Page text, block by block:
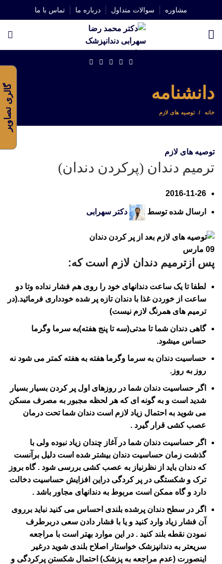
مشاوره سوالات متداول درباره ما تماس با ما
دانشنامه
خانه توصیه های لازم
توصیه های لازم
ترمیم دندان (پرکردن دندان)
2016-11-26
ارسال شده توسط دکتر سهرابی
09 مارس
پس ازترمیم دندان لازم است که:
لطفا تا یک ساعت دندانهای خود را روی هم فشار نداده وتا دو
ساعت از خوردن غذا با دندان تازه پر شده خودداری فرمائید.(در
ترمیم های همرنگ لازم نیست)
گاهی دندان شما تا مدتی(سه تا پنج هفته)به سرما وگرما
حساس میشود.
حساسیت دندان به سرما وگرما هفته به هفته کمتر می شود نه
روز به روز.
اگر حساسیت دندان شما در روزهای اول پر کردن بسیار بسیار
شدید است و به گونه ای که هر لحظه مجبور به مصرف مسکن
می شوید به احتمال زیاد لازم است دندان شما تحت درمان
عصب کشی قرار گیرد .
اگر حساسیت دندان شما در آغاز چندان زیاد نبوده ولی با
گذشت زمان حساسیت دندان بیشتر شده است دلیل برآنست
که دندان باید از نظرنیاز به عصب کشی بررسی شود . گاه بروز
ترک و شکستگی در پر کردگی دراین افزایش حساسیت دخالت
دارد و گاه ممکن است مربوط به دندانهای مجاور باشد .
اگر در سطح دندان پرشده بلندی احساس می کنید نباید برروی
آن فشار زیاد وارد کنید و یا با فشار دادن سعی دربرطرف
نمودن نقطه بلند کنید . در این موارد بهتر است با مراجعه
سریعتر به دندانپزشک خواستار اصلاح بلندی شوید درغیر
اینصورت (عدم مراجعه به پزشک) احتمال شکستن پرکردگی و
گالری تصاویر